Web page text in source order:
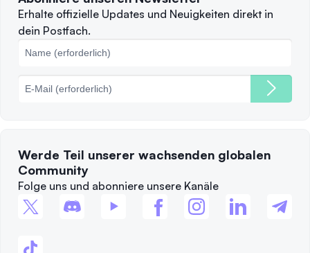
Beschwerden
Cookie-Richtlinie
Wann sollte man verkaufen?
Top-Blockchains
Erhalte offizielle Updates und Neuigkeiten direkt in
dein Postfach.
Werde Teil unserer wachsenden globalen
Community
Folge uns und abonniere unsere Kanäle